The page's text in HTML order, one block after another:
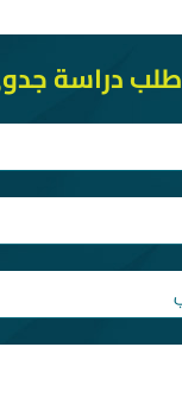
طلب دراسة